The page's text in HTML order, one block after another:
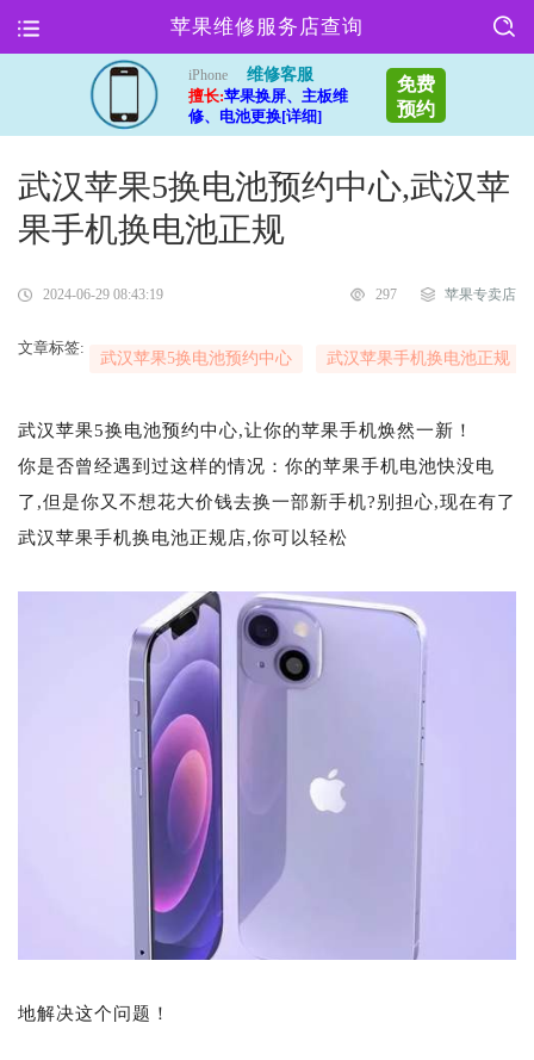
苹果维修服务店查询
iPhone
维修客服
擅长:苹果换屏、主板维
修、电池更换[详细]
免费
预约
武汉苹果5换电池预约中心,武汉苹
果手机换电池正规
2024-06-29 08:43:19 297 苹果专卖店
文章标签:
武汉苹果5换电池预约中心 武汉苹果手机换电池正规
武汉苹果5换电池预约中心,让你的苹果手机焕然一新！
你是否曾经遇到过这样的情况：你的苹果手机电池快没电
了,但是你又不想花大价钱去换一部新手机?别担心,现在有了
武汉苹果手机换电池正规店,你可以轻松
地解决这个问题！